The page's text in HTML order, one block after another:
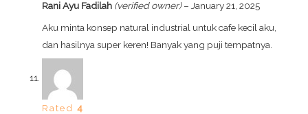
Rani Ayu Fadilah (verified owner) – January 21, 2025
Aku minta konsep natural industrial untuk cafe kecil aku,
dan hasilnya super keren! Banyak yang puji tempatnya.
Rated4